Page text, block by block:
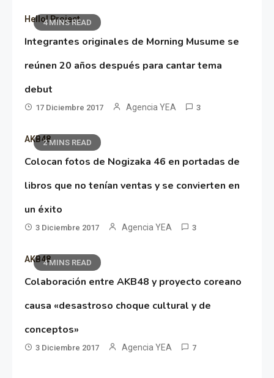
4 MINS READ
Hello! Project
Integrantes originales de Morning Musume se
reúnen 20 años después para cantar tema
debut
17 Diciembre 2017 Agencia YEA 3
2 MINS READ
AKB48
Colocan fotos de Nogizaka 46 en portadas de
libros que no tenían ventas y se convierten en
un éxito
3 Diciembre 2017 Agencia YEA 3
4 MINS READ
AKB48
Colaboración entre AKB48 y proyecto coreano
causa «desastroso choque cultural y de
conceptos»
3 Diciembre 2017 Agencia YEA 7